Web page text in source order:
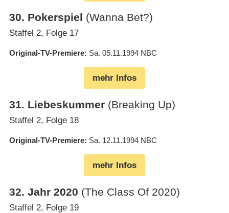
30. Pokerspiel (Wanna Bet?)
Staffel 2, Folge 17
Original-TV-Premiere Sa. 05.11.1994 NBC
mehr Infos
31. Liebeskummer (Breaking Up)
Staffel 2, Folge 18
Original-TV-Premiere Sa. 12.11.1994 NBC
mehr Infos
32. Jahr 2020 (The Class Of 2020)
Staffel 2, Folge 19